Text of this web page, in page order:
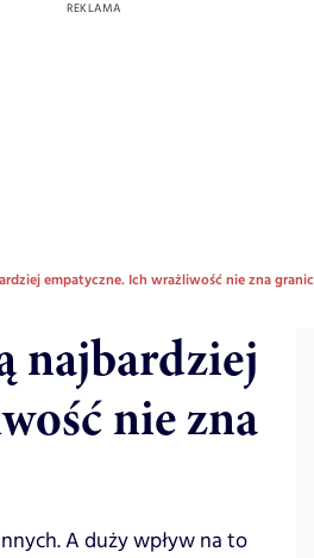
empatyczne. Ich wrażliwość nie zna granic
najbardziej
nie zna
A duży wpływ na to